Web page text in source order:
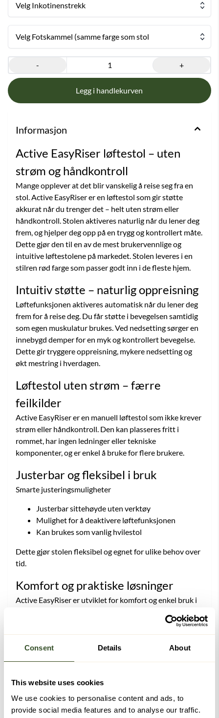
Consent Details About
This website uses cookies
We use cookies to personalise content and ads, to
provide social media features and to analyse our traffic.
Velg Inkotinenstrekk
Velg Fotskammel (samme farge som stol
- +
Informasjon
Active EasyRiser løftestol – uten
strøm og håndkontroll
Mange opplever at det blir vanskelig å reise seg fra en
stol. Active EasyRiser er en løftestol som gir støtte
akkurat når du trenger det – helt uten strøm eller
håndkontroll. Stolen aktiveres naturlig når du lener deg
frem, og hjelper deg opp på en trygg og kontrollert måte.
Dette gjør den til en av de mest brukervennlige og
intuitive løftestolene på markedet. Stolen leveres i en
stilren rød farge som passer godt inn i de fleste hjem.
Intuitiv støtte – naturlig oppreisning
Løftefunksjonen aktiveres automatisk når du lener deg
frem for å reise deg. Du får støtte i bevegelsen samtidig
som egen muskulatur brukes. Ved nedsetting sørger en
innebygd demper for en myk og kontrollert bevegelse.
Dette gir tryggere oppreisning, mykere nedsetting og
økt mestring i hverdagen.
Løftestol uten strøm – færre
feilkilder
Active EasyRiser er en manuell løftestol som ikke krever
strøm eller håndkontroll. Den kan plasseres fritt i
rommet, har ingen ledninger eller tekniske
komponenter, og er enkel å bruke for flere brukere.
Justerbar og fleksibel i bruk
Smarte justeringsmuligheter
Justerbar sittehøyde uten verktøy
Mulighet for å deaktivere løftefunksjonen
Kan brukes som vanlig hvilestol
Dette gjør stolen fleksibel og egnet for ulike behov over
tid.
Komfort og praktiske løsninger
Active EasyRiser er utviklet for komfort og enkel bruk i
avtakbart og vaskbart trekk (60 grader), samt mulighet
for å bytte stoff ved behov.
(tilpasset personer under 160 cm) – for å sikre riktig
sittestilling og optimal komfort.